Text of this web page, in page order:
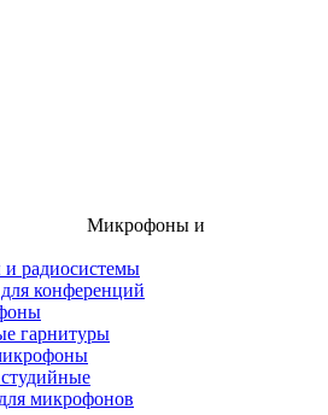
Микрофоны и
радиосистемы
конференций
гарнитуры
микрофонов